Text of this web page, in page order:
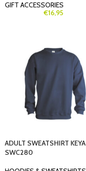
GIFT ACCESSORIES
€16,95
ADULT SWEATSHIRT KEYA
SWC280